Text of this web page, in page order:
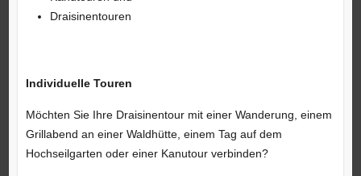
Draisinentouren
Individuelle Touren
Möchten Sie Ihre Draisinentour mit einer Wanderung, einem
Grillabend an einer Waldhütte, einem Tag auf dem
Hochseilgarten oder einer Kanutour verbinden?